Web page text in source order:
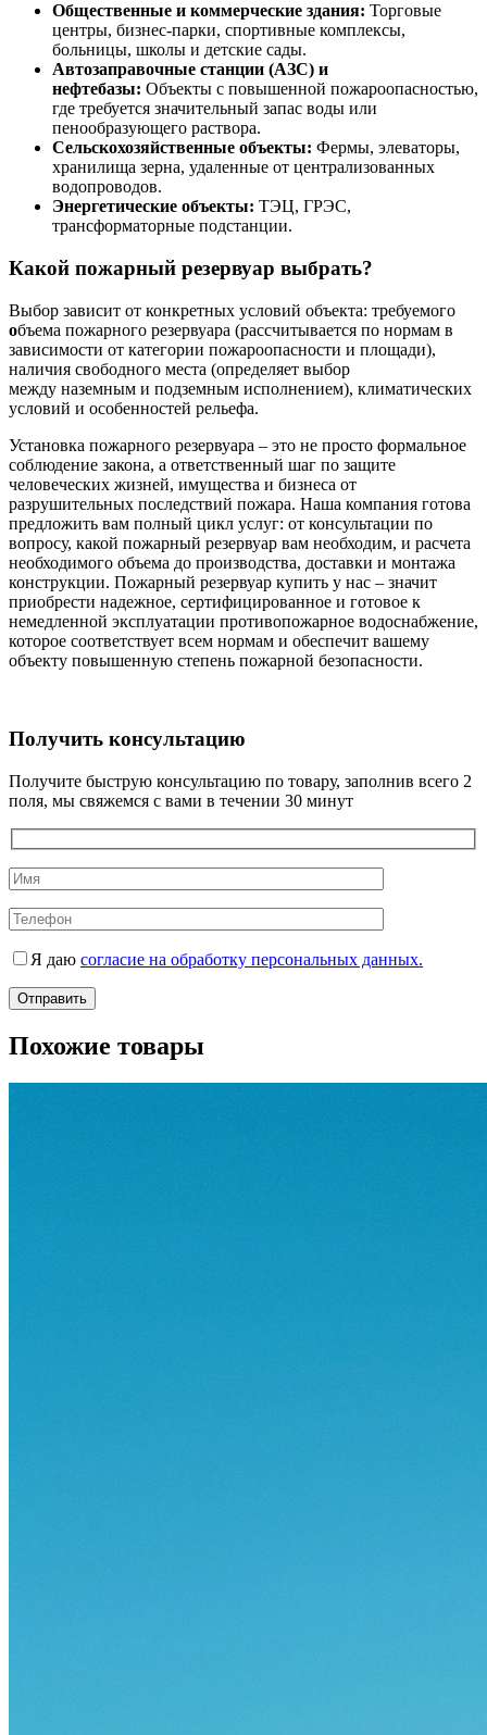
Общественные и коммерческие здания: Торговые
центры, бизнес-парки, спортивные комплексы,
больницы, школы и детские сады.
Автозаправочные станции (АЗС) и
нефтебазы: Объекты с повышенной пожароопасностью,
где требуется значительный запас воды или
пенообразующего раствора.
Сельскохозяйственные объекты: Фермы, элеваторы,
хранилища зерна, удаленные от централизованных
водопроводов.
Энергетические объекты: ТЭЦ, ГРЭС,
трансформаторные подстанции.
Какой пожарный резервуар выбрать?
Выбор зависит от конкретных условий объекта: требуемого
объема пожарного резервуара (рассчитывается по нормам в
зависимости от категории пожароопасности и площади),
наличия свободного места (определяет выбор
между наземным и подземным исполнением), климатических
условий и особенностей рельефа.
Установка пожарного резервуара – это не просто формальное
соблюдение закона, а ответственный шаг по защите
человеческих жизней, имущества и бизнеса от
разрушительных последствий пожара. Наша компания готова
предложить вам полный цикл услуг: от консультации по
вопросу, какой пожарный резервуар вам необходим, и расчета
необходимого объема до производства, доставки и монтажа
конструкции. Пожарный резервуар купить у нас – значит
приобрести надежное, сертифицированное и готовое к
немедленной эксплуатации противопожарное водоснабжение,
которое соответствует всем нормам и обеспечит вашему
объекту повышенную степень пожарной безопасности.
Получить консультацию
Получите быструю консультацию по товару, заполнив всего 2
поля, мы свяжемся с вами в течении 30 минут
Я даю согласие на обработку персональных данных.
Похожие товары